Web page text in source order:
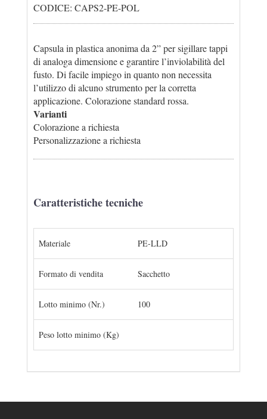
CODICE: CAPS2-PE-POL
Capsula in plastica anonima da 2” per sigillare tappi
di analoga dimensione e garantire l’inviolabilità del
fusto. Di facile impiego in quanto non necessita
l’utilizzo di alcuno strumento per la corretta
applicazione. Colorazione standard rossa.
Varianti
Colorazione a richiesta
Personalizzazione a richiesta
Caratteristiche tecniche
Materiale PE-LLD
Formato di vendita Sacchetto
Lotto minimo (Nr.) 100
Peso lotto minimo (Kg)